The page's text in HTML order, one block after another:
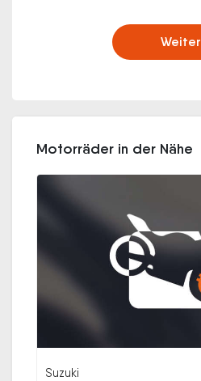
Weiter
Motorräder in der Nähe
Suzuki